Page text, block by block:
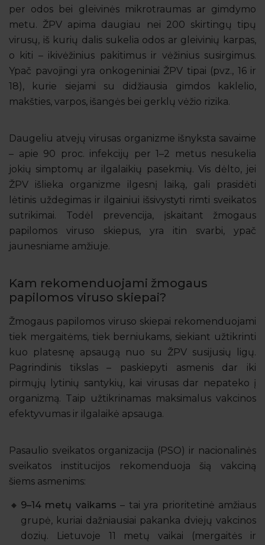
per odos bei gleivinės mikrotraumas ar gimdymo
metu. ŽPV apima daugiau nei 200 skirtingų tipų
virusų, iš kurių dalis sukelia odos ar gleivinių karpas,
o kiti – ikivėžinius pakitimus ir vėžinius susirgimus.
Ypač pavojingi yra onkogeniniai ŽPV tipai (pvz., 16 ir
18), kurie siejami su didžiausia gimdos kaklelio,
makšties, varpos, išangės bei gerklų vėžio rizika.
Daugeliu atvejų virusas organizme išnyksta savaime
– apie 90 proc. infekcijų per 1–2 metus nesukelia
jokių simptomų ar ilgalaikių pasekmių. Vis dėlto, jei
ŽPV išlieka organizme ilgesnį laiką, gali prasidėti
lėtinis uždegimas ir ilgainiui išsivystyti rimti sveikatos
sutrikimai. Todėl prevencija, įskaitant žmogaus
papilomos viruso skiepus, yra itin svarbi, ypač
jaunesniame amžiuje.
Kam rekomenduojami žmogaus
papilomos viruso skiepai?
Žmogaus papilomos viruso skiepai rekomenduojami
tiek mergaitėms, tiek berniukams, siekiant užtikrinti
kuo platesnę apsaugą nuo su ŽPV susijusių ligų.
Pagrindinis tikslas – paskiepyti asmenis dar iki
pirmųjų lytinių santykių, kai virusas dar nepateko į
organizmą. Taip užtikrinamas maksimalus vakcinos
efektyvumas ir ilgalaikė apsauga.
Pasaulio sveikatos organizacija (PSO) ir nacionalinės
sveikatos institucijos rekomenduoja šią vakciną
šiems asmenims:
9–14 metų vaikams – tai yra prioritetinė amžiaus
grupė, kuriai dažniausiai pakanka dviejų vakcinos
dozių. Lietuvoje 11 metų vaikai (mergaitės ir